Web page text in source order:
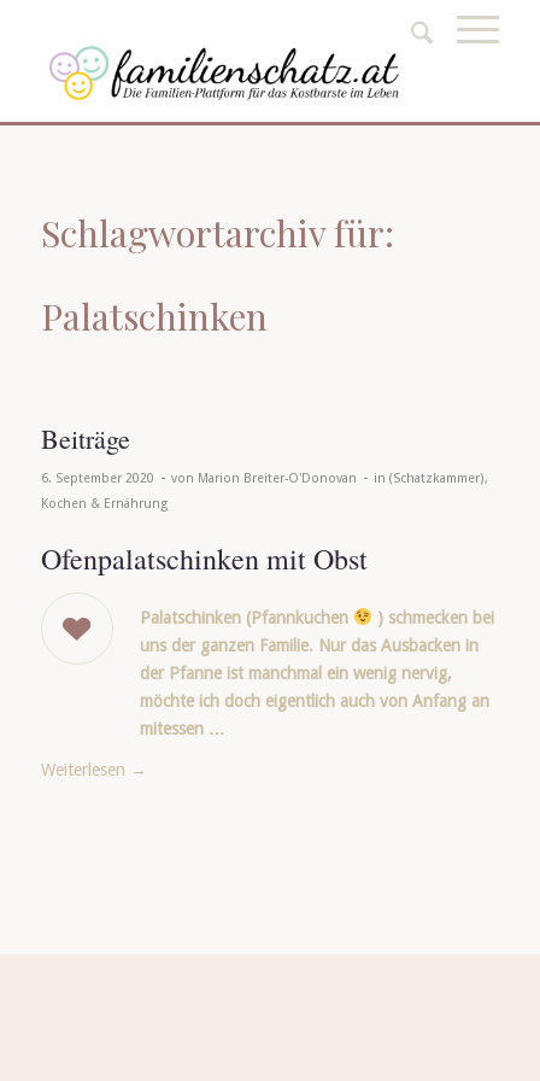
Schlagwortarchiv für:
Palatschinken
Beiträge
6. September 2020 - von Marion Breiter-O'Donovan - in (Schatzkammer),
Kochen & Ernährung
Ofenpalatschinken mit Obst
Palatschinken (Pfannkuchen
) schmecken bei
uns der ganzen Familie. Nur das Ausbacken in
der Pfanne ist manchmal ein wenig nervig,
möchte ich doch eigentlich auch von Anfang an
mitessen …
Weiterlesen →